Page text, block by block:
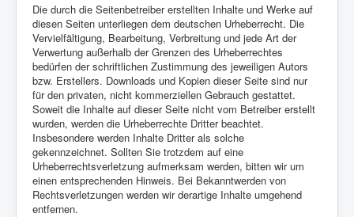
Die durch die Seitenbetreiber erstellten Inhalte und Werke auf
diesen Seiten unterliegen dem deutschen Urheberrecht. Die
Vervielfältigung, Bearbeitung, Verbreitung und jede Art der
Verwertung außerhalb der Grenzen des Urheberrechtes
bedürfen der schriftlichen Zustimmung des jeweiligen Autors
bzw. Erstellers. Downloads und Kopien dieser Seite sind nur
für den privaten, nicht kommerziellen Gebrauch gestattet.
Soweit die Inhalte auf dieser Seite nicht vom Betreiber erstellt
wurden, werden die Urheberrechte Dritter beachtet.
Insbesondere werden Inhalte Dritter als solche
gekennzeichnet. Sollten Sie trotzdem auf eine
Urheberrechtsverletzung aufmerksam werden, bitten wir um
einen entsprechenden Hinweis. Bei Bekanntwerden von
Rechtsverletzungen werden wir derartige Inhalte umgehend
entfernen.